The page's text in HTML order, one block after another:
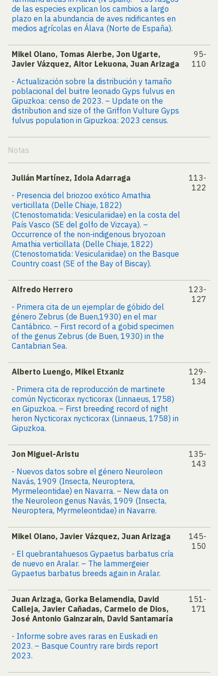
de las especies explican los cambios a largo
plazo en la abundancia de aves nidificantes en
medios agrícolas en Álava (Norte de España).
Mikel Olano, Tomas Aierbe, Jon Ugarte,
Javier Vázquez, Aitor Lekuona, Juan Arizaga
- Actualización sobre la distribución y tamaño
poblacional del buitre leonado Gyps fulvus en
Gipuzkoa: censo de 2023. – Update on the
distribution and size of the Griffon Vulture Gyps
fulvus population in Gipuzkoa: 2023 census.
95-
110
Notas
Julián Martínez, Idoia Adarraga
- Presencia del briozoo exótico Amathia
verticillata (Delle Chiaje, 1822)
(Ctenostomatida: Vesiculariidae) en la costa del
País Vasco (SE del golfo de Vizcaya). –
Occurrence of the non-indigenous bryozoan
Amathia verticillata (Delle Chiaje, 1822)
(Ctenostomatida: Vesiculariidae) on the Basque
Country coast (SE of the Bay of Biscay).
113-
122
Alfredo Herrero
- Primera cita de un ejemplar de góbido del
género Zebrus (de Buen,1930) en el mar
Cantábrico. – First record of a gobid specimen
of the genus Zebrus (de Buen, 1930) in the
Cantabrian Sea.
123-
127
Alberto Luengo, Mikel Etxaniz
- Primera cita de reproducción de martinete
común Nycticorax nycticorax (Linnaeus, 1758)
en Gipuzkoa. – First breeding record of night
heron Nycticorax nycticorax (Linnaeus, 1758) in
Gipuzkoa.
129-
134
Jon Miguel-Aristu
- Nuevos datos sobre el género Neuroleon
Navás, 1909 (Insecta, Neuroptera,
Myrmeleontidae) en Navarra. – New data on
the Neuroleon genus Navás, 1909 (Insecta,
Neuroptera, Myrmeleontidae) in Navarre.
135-
143
Mikel Olano, Javier Vázquez, Juan Arizaga
- El quebrantahuesos Gypaetus barbatus cría
de nuevo en Aralar. – The lammergeier
Gypaetus barbatus breeds again in Aralar.
145-
150
Juan Arizaga, Gorka Belamendia, David
Calleja, Javier Cañadas, Carmelo de Dios,
José Antonio Gainzarain, David Santamaría
- Informe sobre aves raras en Euskadi en
2023. – Basque Country rare birds report
2023.
151-
171